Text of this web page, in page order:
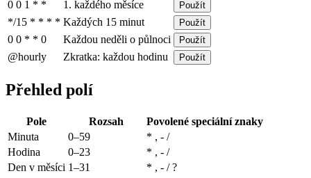
0 0 1 * * 1. každého měsíce Použít
*/15 * * * * Každých 15 minut Použít
0 0 * * 0 Každou neděli o půlnoci Použít
@hourly Zkratka: každou hodinu Použít
Přehled polí
Pole Rozsah
Povolené speciální znaky
Minuta
0–59
* , - /
Hodina
0–23
* , - /
Den v měsíci 1–31
* , - / ?